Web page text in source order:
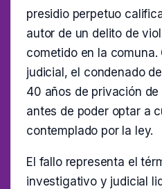
presidio perpetuo
autor de un delito de
cometido en la comuna.
judicial, el condenado
40 años de privación
antes de poder optar a
contemplado por la ley.
El fallo representa el
investigativo y judicial